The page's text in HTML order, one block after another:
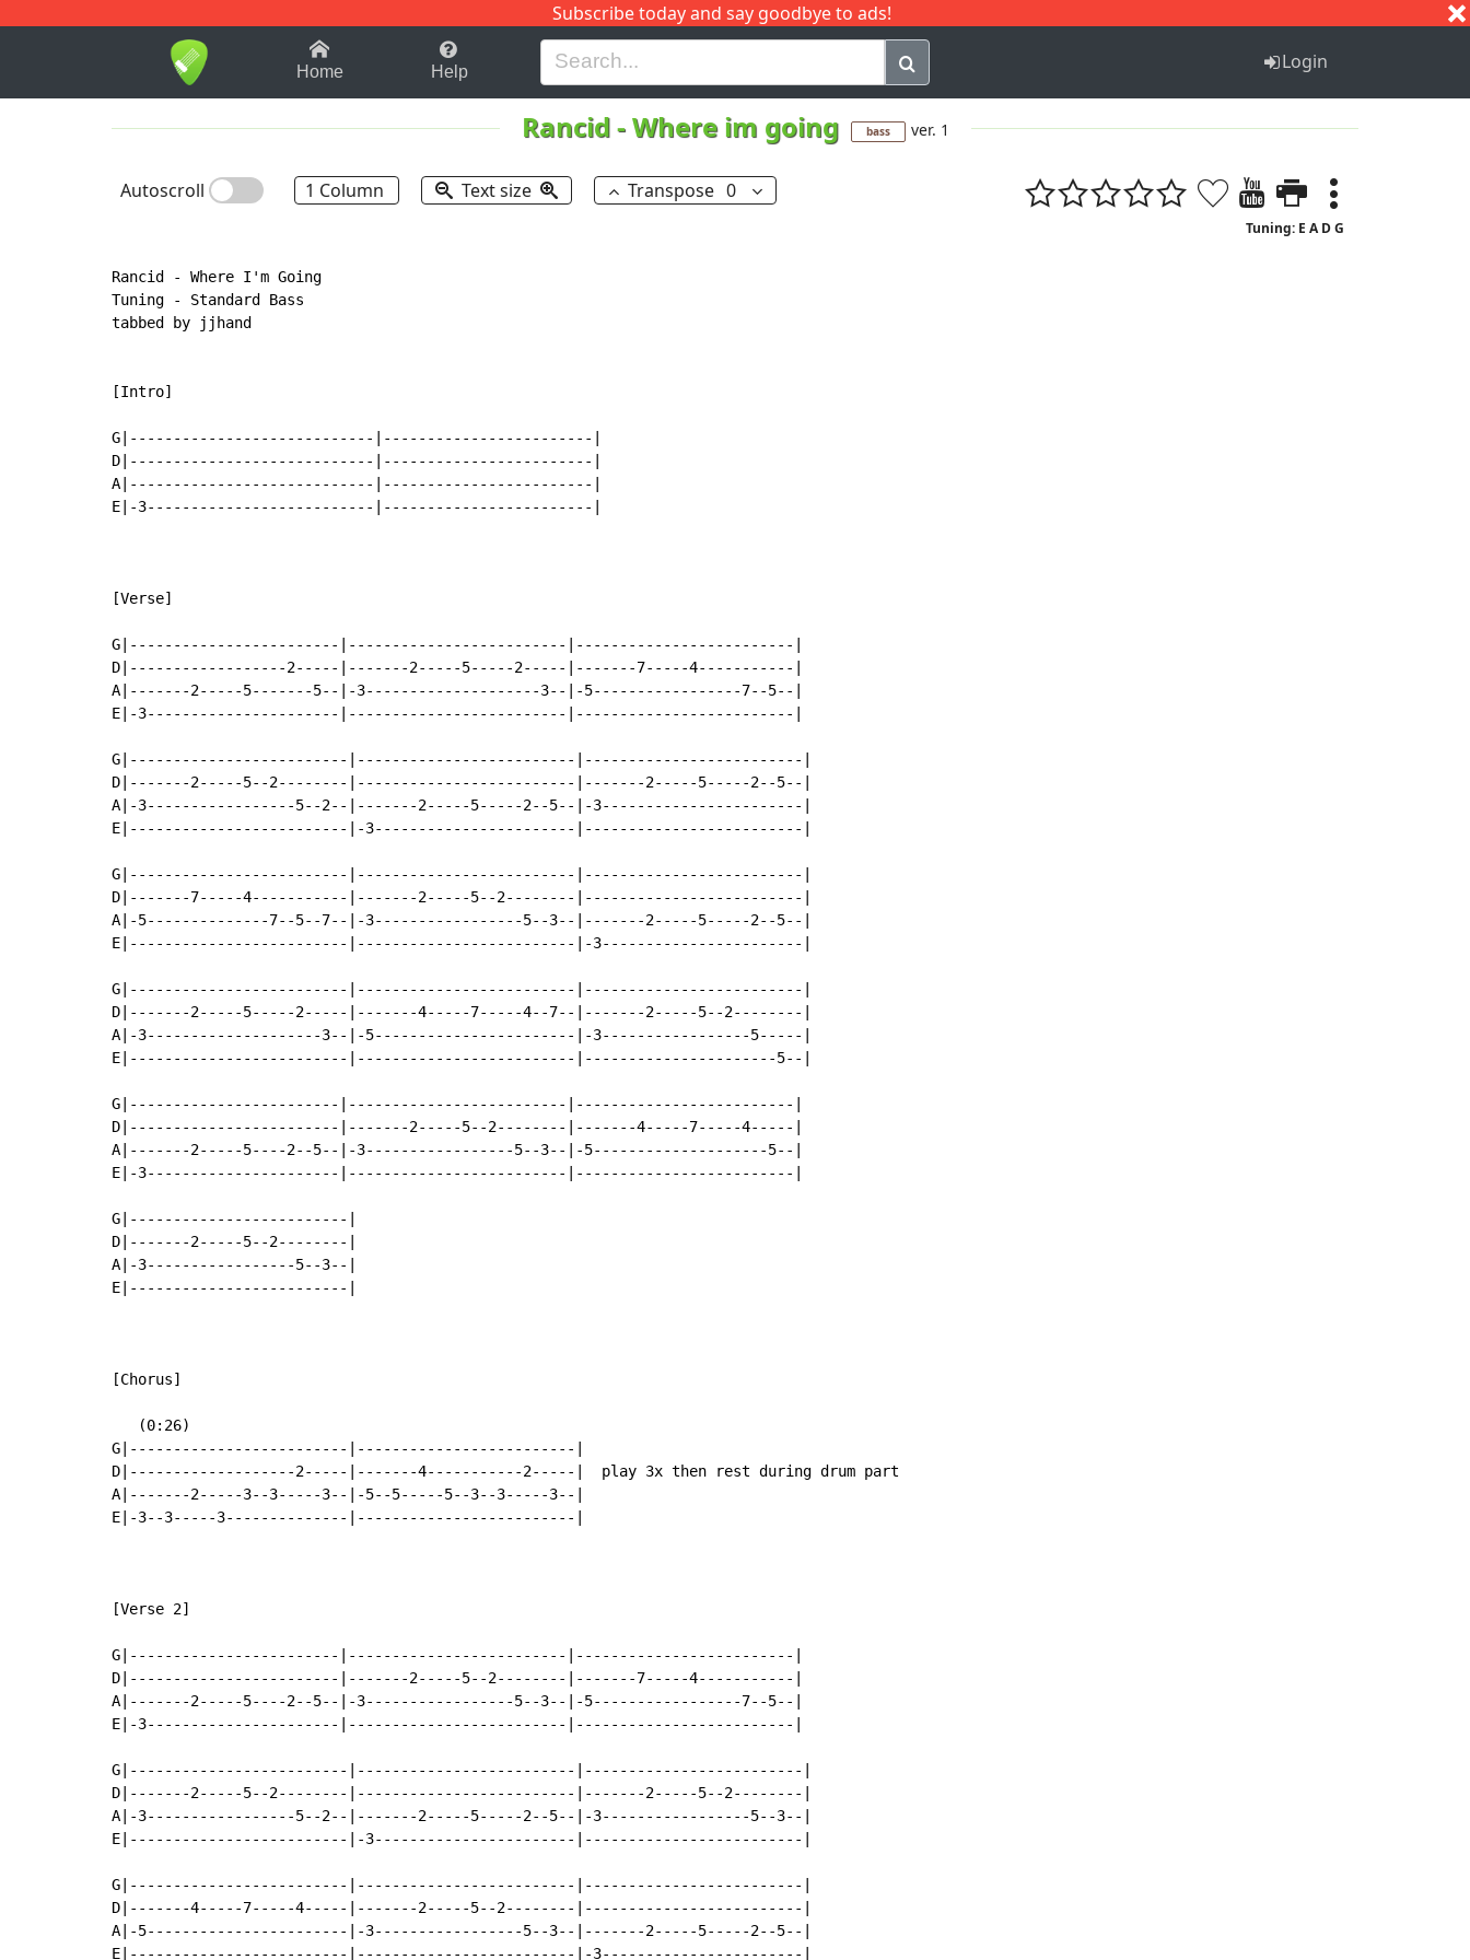
Subscribe today and say goodbye to ads!
1-9 B H I J Q
Home Help Login
Rancid-Where im going bass ver. 1
Autoscroll 1 Column Text size Transpose 0
Tuning: E A D G
Rancid - Where I'm Going
Tuning - Standard Bass
tabbed by jjhand
[Intro]
G|----------------------------|------------------------|
D|----------------------------|------------------------|
A|----------------------------|------------------------|
E|-3--------------------------|------------------------|
[Verse]
G|------------------------|-------------------------|-------------------------|
D|------------------2-----|-------2-----5-----2-----|-------7-----4-----------|
A|-------2-----5-------5--|-3--------------------3--|-5-----------------7--5--|
E|-3----------------------|-------------------------|-------------------------|
G|-------------------------|-------------------------|-------------------------|
D|-------2-----5--2--------|-------------------------|-------2-----5-----2--5--|
A|-3-----------------5--2--|-------2-----5-----2--5--|-3-----------------------|
E|-------------------------|-3-----------------------|-------------------------|
G|-------------------------|-------------------------|-------------------------|
D|-------7-----4-----------|-------2-----5--2--------|-------------------------|
A|-5--------------7--5--7--|-3-----------------5--3--|-------2-----5-----2--5--|
E|-------------------------|-------------------------|-3-----------------------|
G|-------------------------|-------------------------|-------------------------|
D|-------2-----5-----2-----|-------4-----7-----4--7--|-------2-----5--2--------|
A|-3--------------------3--|-5-----------------------|-3-----------------5-----|
E|-------------------------|-------------------------|----------------------5--|
G|------------------------|-------------------------|-------------------------|
D|------------------------|-------2-----5--2--------|-------4-----7-----4-----|
A|-------2-----5----2--5--|-3-----------------5--3--|-5--------------------5--|
E|-3----------------------|-------------------------|-------------------------|
G|-------------------------|
D|-------2-----5--2--------|
A|-3-----------------5--3--|
E|-------------------------|
[Chorus]
   (0:26)
G|-------------------------|-------------------------|
D|-------------------2-----|-------4-----------2-----|  play 3x then rest during drum part
A|-------2-----3--3-----3--|-5--5-----5--3--3-----3--|
E|-3--3-----3--------------|-------------------------|
[Verse 2]
G|------------------------|-------------------------|-------------------------|
D|------------------------|-------2-----5--2--------|-------7-----4-----------|
A|-------2-----5----2--5--|-3-----------------5--3--|-5-----------------7--5--|
E|-3----------------------|-------------------------|-------------------------|
G|-------------------------|-------------------------|-------------------------|
D|-------2-----5--2--------|-------------------------|-------2-----5--2--------|
A|-3-----------------5--2--|-------2-----5-----2--5--|-3-----------------5--3--|
E|-------------------------|-3-----------------------|-------------------------|
G|-------------------------|-------------------------|-------------------------|
D|-------4-----7-----4-----|-------2-----5--2--------|-------------------------|
A|-5-----------------------|-3-----------------5--3--|-------2-----5-----2--5--|
E|-------------------------|-------------------------|-3-----------------------|